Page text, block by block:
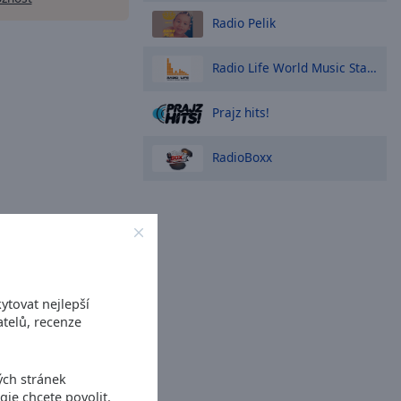
nejlepší
recenze
stránek
chcete povolit.
Radio Pelik
Radio Life World Music Station
Prajz hits!
RadioBoxx